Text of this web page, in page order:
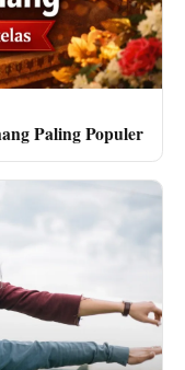
Paling Populer